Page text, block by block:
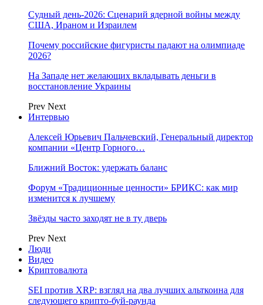
Судный день-2026: Сценарий ядерной войны между
США, Ираном и Израилем
Почему российские фигуристы падают на олимпиаде
2026?
На Западе нет желающих вкладывать деньги в
восстановление Украины
Prev Next
Интервью
Алексей Юрьевич Пальчевский, Генеральный директор
компании «Центр Горного…
Ближний Восток: удержать баланс
Форум «Традиционные ценности» БРИКС: как мир
изменится к лучшему
Звёзды часто заходят не в ту дверь
Prev Next
Люди
Видео
Криптовалюта
SEI против XRP: взгляд на два лучших альткоина для
следующего крипто-буй-раунда